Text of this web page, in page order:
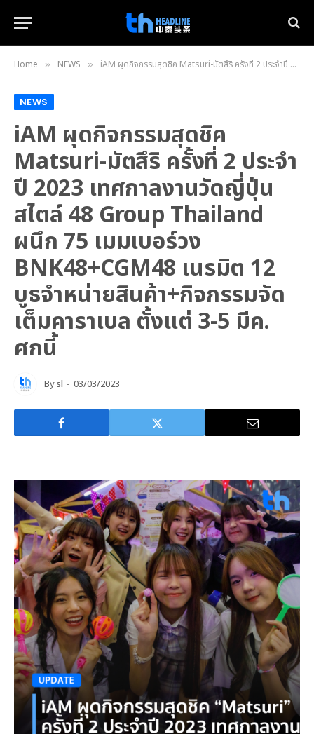
Home » NEWS » iAM ผุดกิจกรรมสุดชิค Matsuri-มัตสึริ ครั้งที่ 2 ประจำปี 2023 เทศกาลงานวัดญี่ปุ่นสไตล์ 48 Group Thailand ผนึก 75 เมมเบอร์วง BNK48+CGM48 เนรมิต 12 บูธจำหน่ายสินค้า+กิจกรรมจัดเต็มคาราเบล ตั้งแต่ 3-5 มีค. ศกนี้
NEWS
iAM ผุดกิจกรรมสุดชิค
Matsuri-มัตสึริ ครั้งที่ 2 ประจำ
ปี 2023 เทศกาลงานวัดญี่ปุ่น
สไตล์ 48 Group Thailand
ผนึก 75 เมมเบอร์วง
BNK48+CGM48 เนรมิต 12
บูธจำหน่ายสินค้า+กิจกรรมจัด
เต็มคาราเบล ตั้งแต่ 3-5 มีค.
ศกนี้
Bysl 03/03/2023